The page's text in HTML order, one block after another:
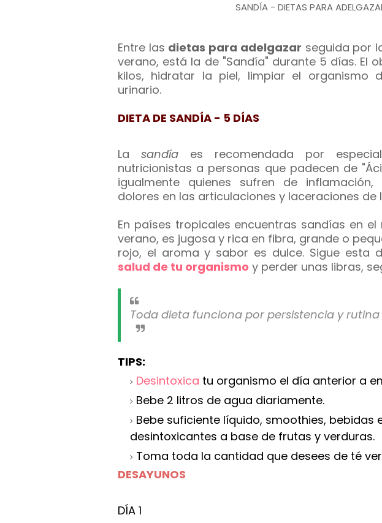
SANDÍA - DIETAS PARA
Entre las dietas para adelgazar seguida por
verano, está la de "Sandía" durante 5 días. El
kilos, hidratar la piel, limpiar el organismo
urinario.
DIETA DE SANDÍA - 5 DÍAS
La sandía es recomendada por
nutricionistas a personas que padecen de
igualmente quienes sufren de inflamación,
dolores en las articulaciones y laceraciones de
En países tropicales encuentras sandías en
verano, es jugosa y rica en fibra, grande o
rojo, el aroma y sabor es dulce. Sigue esta
salud de tu organismo y perder unas libras,
Toda dieta funciona por persistencia y
TIPS:
Desintoxica tu organismo el día anterior a
Bebe 2 litros de agua diariamente.
Bebe suficiente líquido, smoothies, bebidas
desintoxicantes a base de frutas y verduras.
Toma toda la cantidad que desees de té
DESAYUNOS
DÍA 1